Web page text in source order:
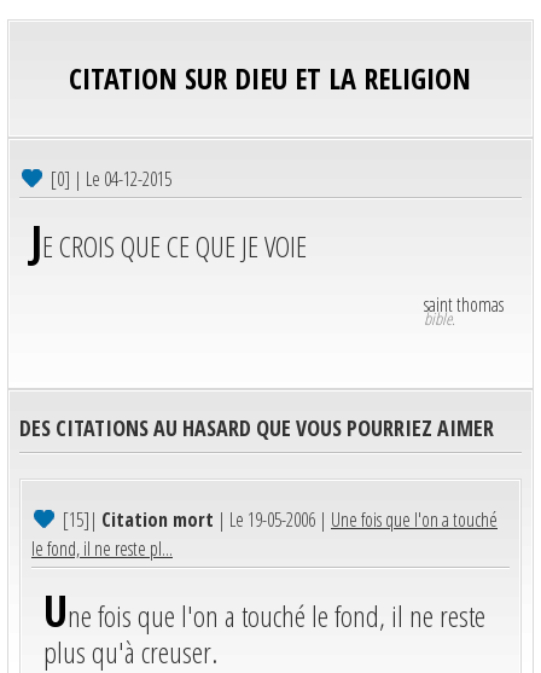
CITATION SUR DIEU ET LA RELIGION
[0] | Le 04-12-2015
JE CROIS QUE CE QUE JE VOIE
saint thomas
bible.
DES CITATIONS AU HASARD QUE VOUS POURRIEZ AIMER
[15]| Citation mort | Le 19-05-2006 | Une fois que l'on a touché
le fond, il ne reste pl...
Une fois que l'on a touché le fond, il ne reste
plus qu'à creuser.